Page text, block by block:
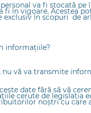
va fi stocată
în vigoare. Acestea
în scopuri de
informațiile?
nu vă va transmite
date fără să vă
cerute de legislaţia
noştri cu care